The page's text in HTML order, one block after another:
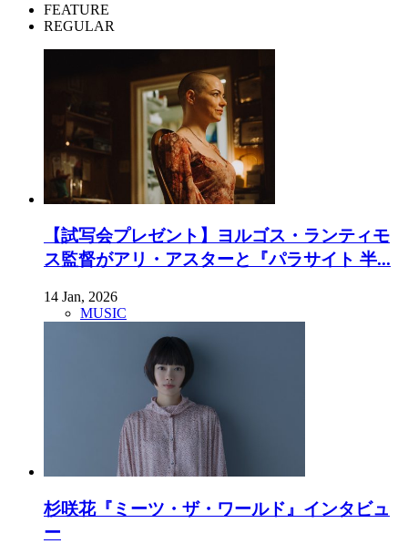
FEATURE
REGULAR
【試写会プレゼント】ヨルゴス・ランティモ
ス監督がアリ・アスターと『パラサイト 半...
14 Jan, 2026
MUSIC
杉咲花『ミーツ・ザ・ワールド』インタビュ
ー